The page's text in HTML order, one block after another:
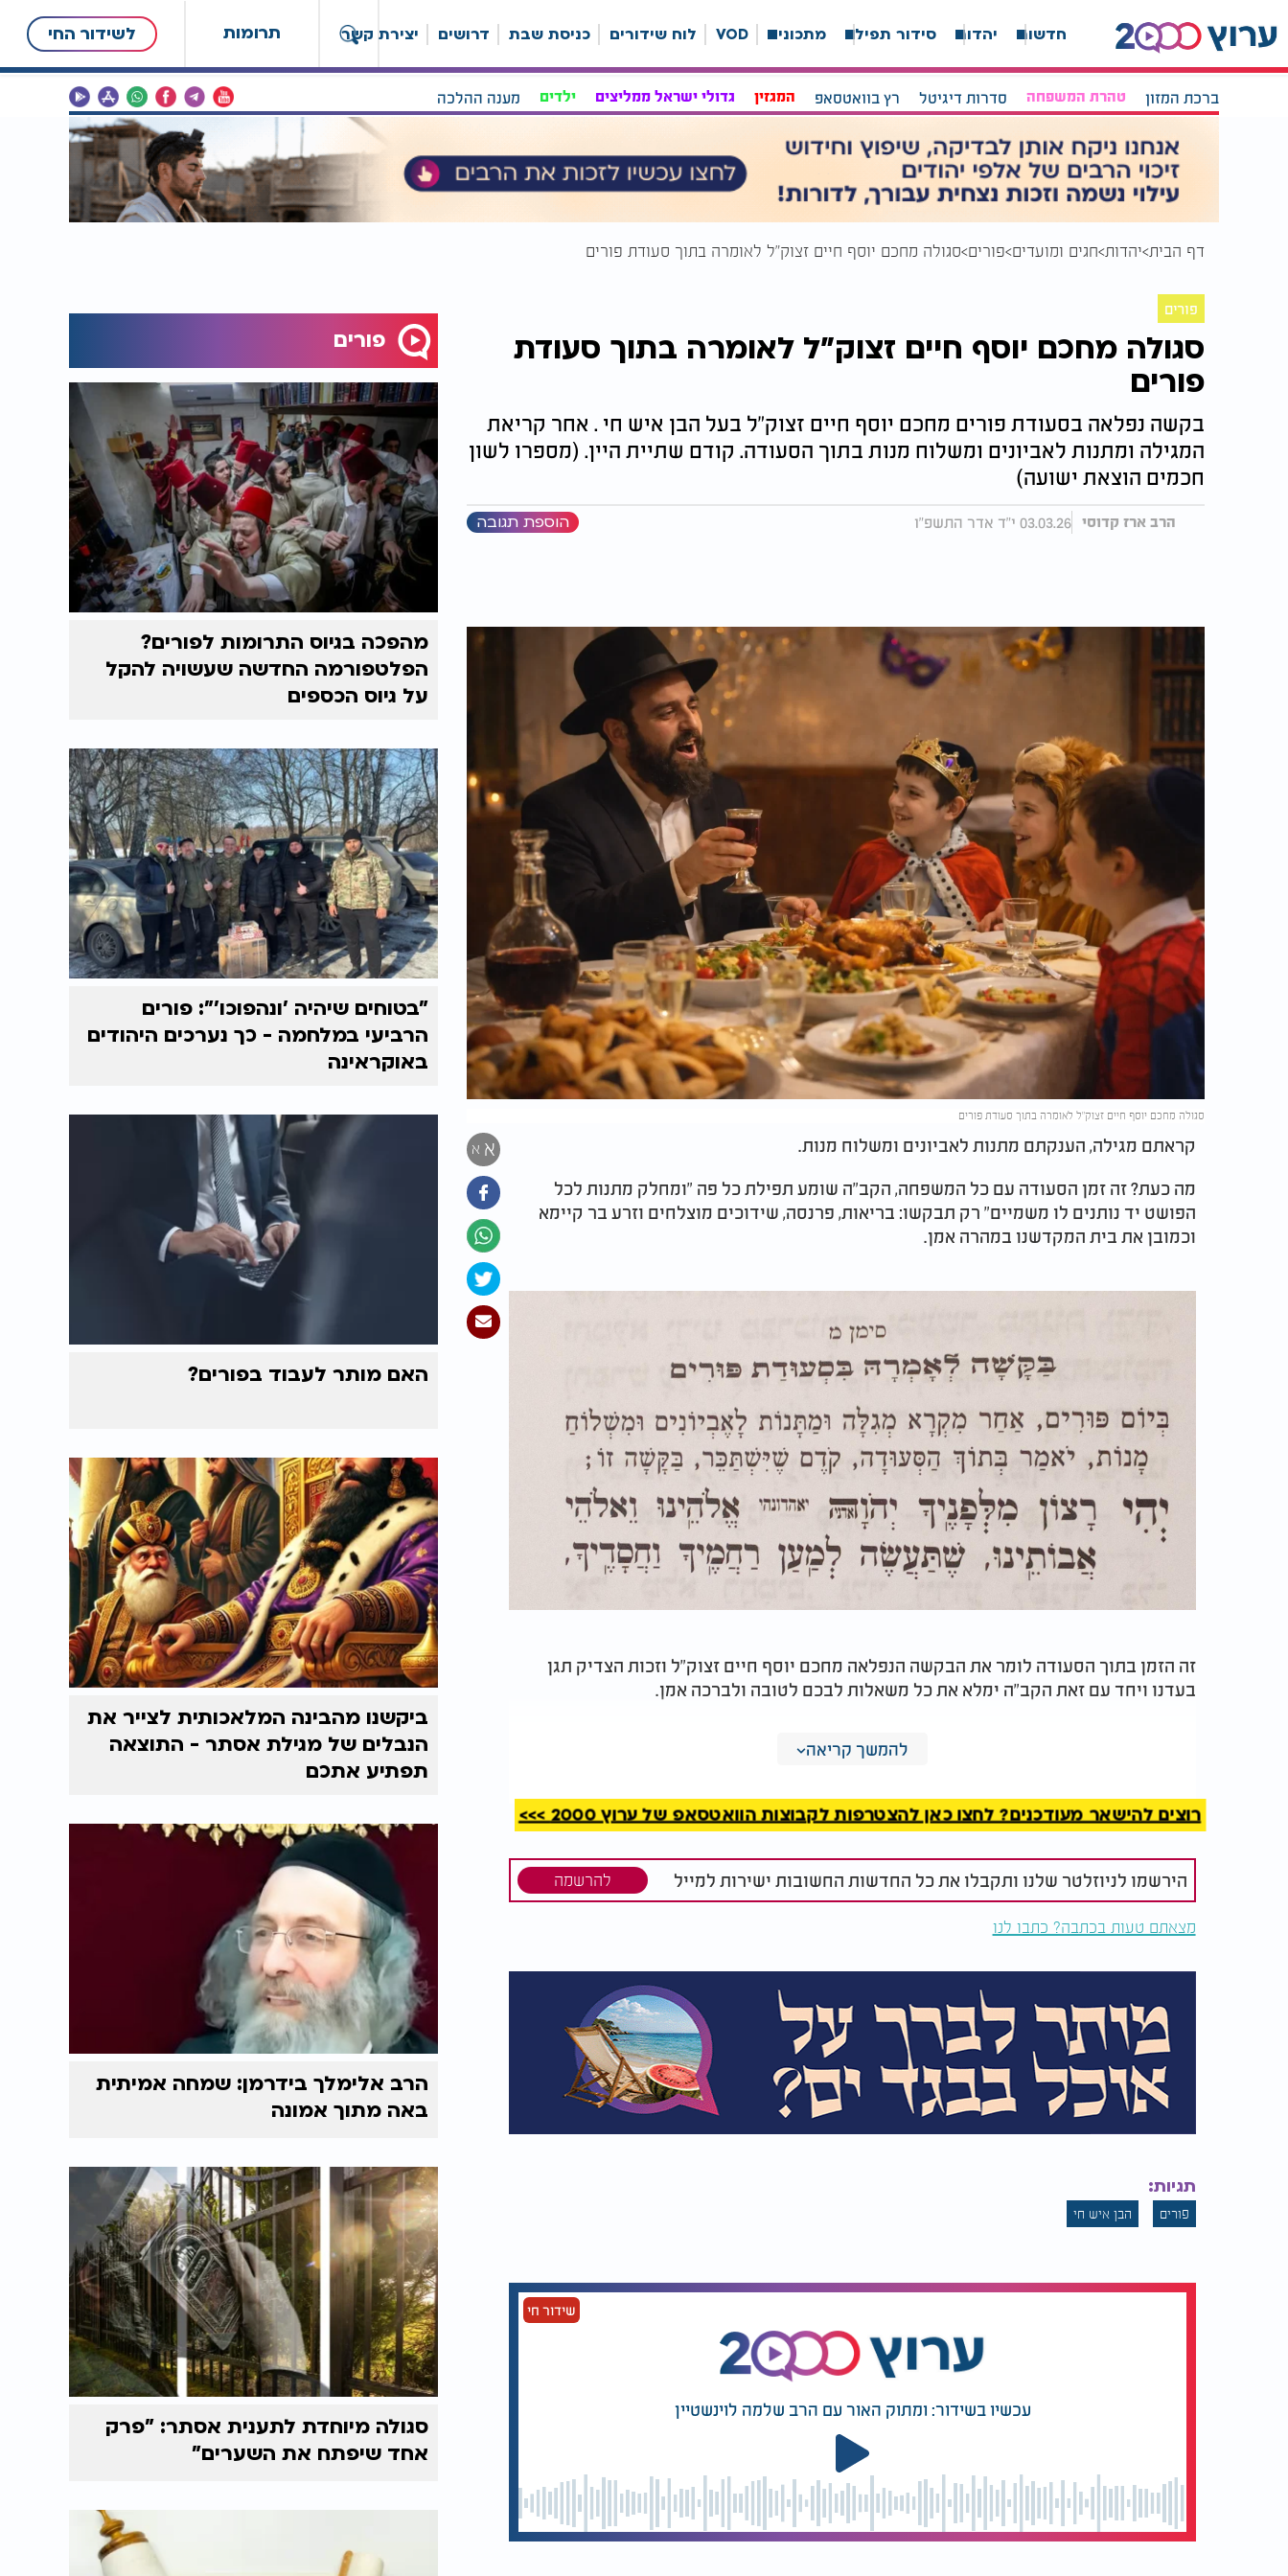
תרומות לשידור החי חדשות יהדות סידור תפילה מתכונים VOD לוח שידורים כניסת שבת דרושים יצירת קשר
ברכת המזון טהרת המשפחה סדרות דיגיטל רץ בוואטסאפ המגזין גדולי ישראל ממליצים ילדים מענה ההלכה
דף הבית יהדות חגים ומועדים פורים סגולה מחכם יוסף חיים זצוק"ל לאומרה בתוך סעודת פורים
פורים
סגולה מחכם יוסף חיים זצוק"ל לאומרה בתוך סעודת
פורים
בקשה נפלאה בסעודת פורים מחכם יוסף חיים זצוק"ל בעל הבן איש חי . אחר קריאת
המגילה ומתנות לאביונים ומשלוח מנות בתוך הסעודה. קודם שתיית היין. (מספרו לשון
חכמים הוצאת ישועה)
הרב ארז קדוסי 03.03.26 י"ד אדר התשפ"ו הוספת תגובה
סגולה מחכם יוסף חיים זצוק"ל לאומרה בתוך סעודת פורים
א א
קראתם מגילה, הענקתם מתנות לאביונים ומשלוח מנות.
מה כעת? זה זמן הסעודה עם כל המשפחה, הקב"ה שומע תפילת כל פה "ומחלק מתנות לכל
הפושט יד נותנים לו משמיים" רק תבקשו: בריאות, פרנסה, שידוכים מוצלחים וזרע בר קיימא
וכמובן את בית המקדשנו במהרה אמן.
זה הזמן בתוך הסעודה לומר את הבקשה הנפלאה מחכם יוסף חיים זצוק"ל וזכות הצדיק תגן
בעדנו ויחד עם זאת הקב"ה ימלא את כל משאלות לבכם לטובה ולברכה אמן.
להמשך קריאה
רוצים להישאר מעודכנים? לחצו כאן להצטרפות לקבוצות הוואטסאפ של ערוץ 2000 >>>
הירשמו לניוזלטר שלנו ותקבלו את כל החדשות החשובות ישירות למייל להרשמה
מצאתם טעות בכתבה? כתבו לנו
תגיות:
פורים הבן איש חי
שידור חי
עכשיו בשידור: ומתוק האור עם הרב שלמה לוינשטיין
פורים
מהפכה בגיוס התרומות לפורים?
הפלטפורמה החדשה שעשויה להקל
על גיוס הכספים
"בטוחים שיהיה 'ונהפוכו'": פורים
הרביעי במלחמה - כך נערכים היהודים
באוקראינה
האם מותר לעבוד בפורים?
ביקשנו מהבינה המלאכותית לצייר את
הנבלים של מגילת אסתר - התוצאה
תפתיע אתכם
הרב אלימלך בידרמן: שמחה אמיתית
באה מתוך אמונה
סגולה מיוחדת לתענית אסתר: "פרק
אחד שיפתח את השערים"